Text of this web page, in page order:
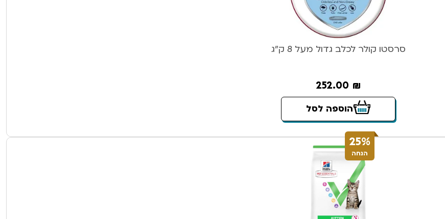
סרסטו קולר לכלב גדול מעל 8 ק”ג
252.00 ₪
הוספה לסל
25%
הנחה